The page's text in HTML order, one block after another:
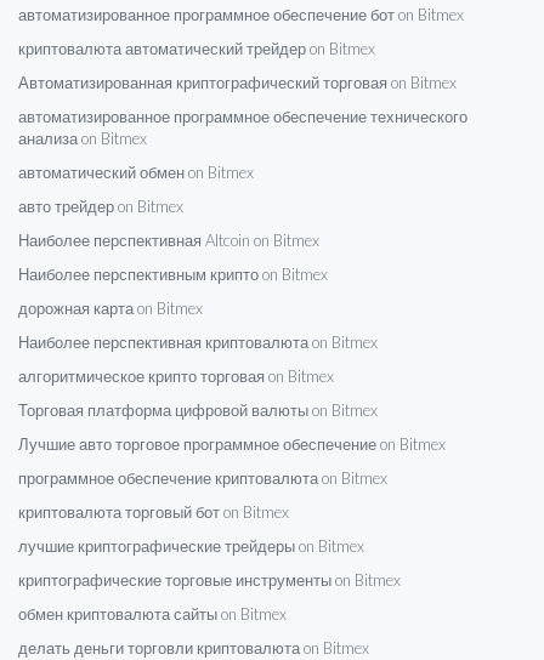
автоматизированное программное обеспечение бот on Bitmex
криптовалюта автоматический трейдер on Bitmex
Автоматизированная криптографический торговая on Bitmex
автоматизированное программное обеспечение технического
анализа on Bitmex
автоматический обмен on Bitmex
авто трейдер on Bitmex
Наиболее перспективная Altcoin on Bitmex
Наиболее перспективным крипто on Bitmex
дорожная карта on Bitmex
Наиболее перспективная криптовалюта on Bitmex
алгоритмическое крипто торговая on Bitmex
Торговая платформа цифровой валюты on Bitmex
Лучшие авто торговое программное обеспечение on Bitmex
программное обеспечение криптовалюта on Bitmex
криптовалюта торговый бот on Bitmex
лучшие криптографические трейдеры on Bitmex
криптографические торговые инструменты on Bitmex
обмен криптовалюта сайты on Bitmex
делать деньги торговли криптовалюта on Bitmex